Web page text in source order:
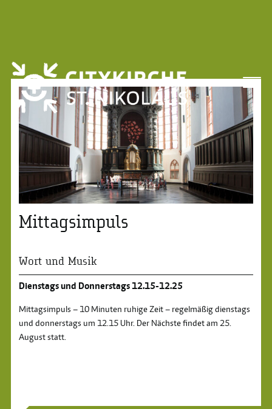
Mittagsimpuls
Wort und Musik
Dienstags und Donnerstags 12.15-12.25
Mittagsimpuls – 10 Minuten ruhige Zeit – regelmäßig dienstags
und donnerstags um 12.15 Uhr. Der Nächste findet am 25.
August statt.